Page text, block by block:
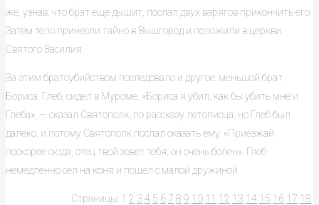
же, узнав, что брат еще дышит, послал двух варягов прикончить его.
Затем тело принесли тайно в Вышгород и положили в церкви
Святого Василия.
За этим братоубийством последовало и другое: меньшой брат
Бориса, Глеб, сидел в Муроме. «Бориса я убил, как бы убить мне и
Глеба», — сказал Святополк, по рассказу летописца; но Глеб был
далеко, и потому Святополк послал сказать ему: «Приезжай
поскорее сюда, отец твой зовет тебя; он очень болен». Глеб
немедленно сел на коня и пошел с малой дружиной.
Страницы: 1 2 3 4 5 6 7 8 9 10 11 12 13 14 15 16 17 18